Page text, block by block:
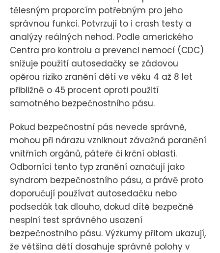
tělesným proporcím potřebným pro jeho
správnou funkci. Potvrzují to i crash testy a
analýzy reálných nehod. Podle amerického
Centra pro kontrolu a prevenci nemocí (CDC)
snižuje použití autosedačky se zádovou
opěrou riziko zranění dětí ve věku 4 až 8 let
přibližně o 45 procent oproti použití
samotného bezpečnostního pásu.
Pokud bezpečnostní pás nevede správně,
mohou při nárazu vzniknout závažná poranění
vnitřních orgánů, páteře či krční oblasti.
Odborníci tento typ zranění označují jako
syndrom bezpečnostního pásu, a právě proto
doporučují používat autosedačku nebo
podsedák tak dlouho, dokud dítě bezpečně
nesplní test správného usazení
bezpečnostního pásu. Výzkumy přitom ukazují,
že většina dětí dosahuje správné polohy v